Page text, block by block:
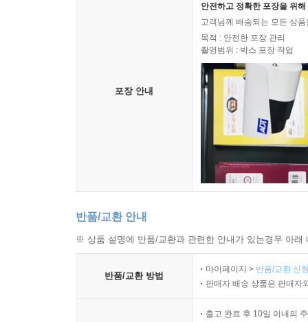
포장 안내
안전하고 정확한 포장을 위
고객님께 배송되는 모든 상
목적 : 안전한 포장 관리
촬영범위 : 박스 포장 작업
반품/교환 안내
※ 상품 설명에 반품/교환과 관련한 안내가 있는경우 아
반품/교환 방법
마이페이지 > 반품/교환 신
판매자 배송 상품은 판매자
출고 완료 후 10일 이내의